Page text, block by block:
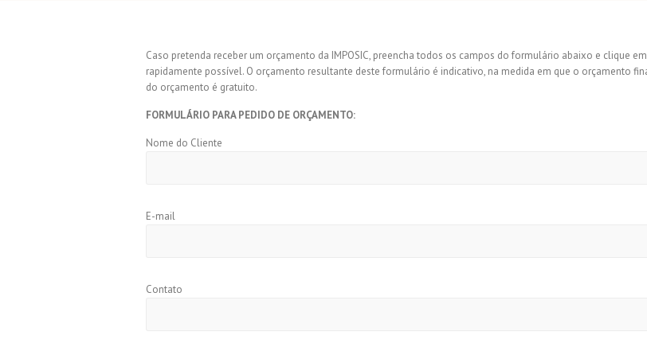
Caso pretenda receber um orçamento da IMPOSIC, preencha todos os campos do formulário abaixo e clique em
rapidamente possível. O orçamento resultante deste formulário é indicativo, na medida em que o orçamento
do orçamento é gratuito.
FORMULÁRIO PARA PEDIDO DE ORÇAMENTO:
Nome do Cliente
E-mail
Contato